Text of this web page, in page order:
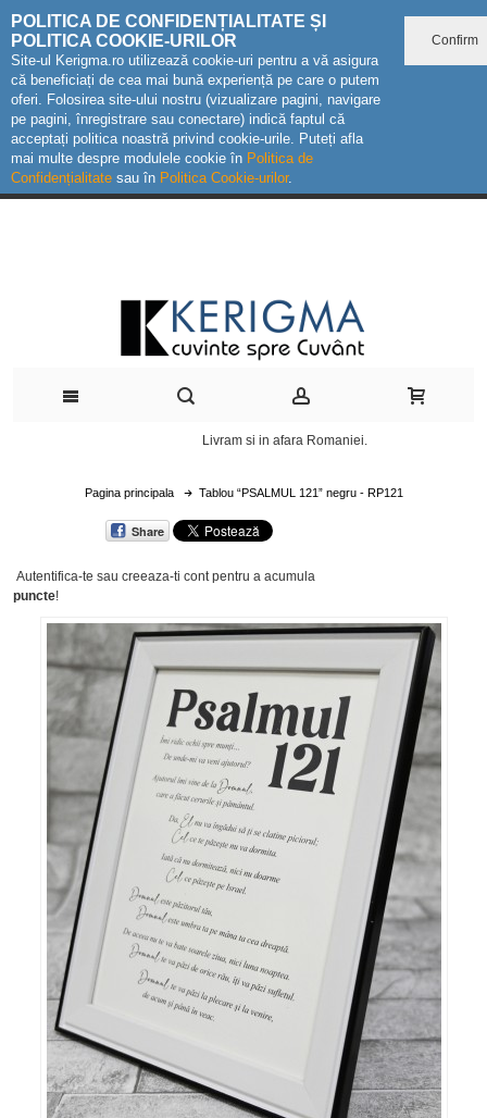
POLITICA DE CONFIDENȚIALITATE ȘI
POLITICA COOKIE-URILOR
Site-ul Kerigma.ro utilizează cookie-uri pentru a vă asigura
că beneficiați de cea mai bună experiență pe care o putem
oferi. Folosirea site-ului nostru (vizualizare pagini, navigare
pe pagini, înregistrare sau conectare) indică faptul că
acceptați politica noastră privind cookie-urile. Puteți afla
mai multe despre modulele cookie în Politica de
Confidențialitate sau în Politica Cookie-urilor.
Confirm
Livram si in afara Romaniei.
Pagina principala Tablou “PSALMUL 121” negru - RP121
Share
Autentifica-te sau creeaza-ti contpentru a acumula
puncte!